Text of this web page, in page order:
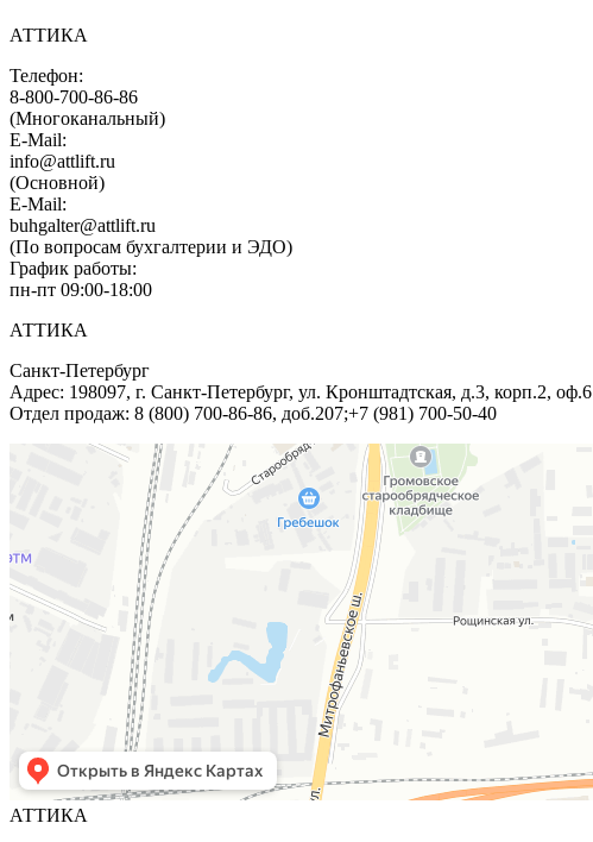
АТТИКА
Телефон:
8-800-700-86-86
(Многоканальный)
E-Mail:
info@attlift.ru
(Основной)
E-Mail:
buhgalter@attlift.ru
(По вопросам бухгалтерии и ЭДО)
График работы:
пн-пт 09:00-18:00
АТТИКА
Санкт-Петербург
Адрес: 198097, г. Санкт-Петербург, ул. Кронштадтская, д.3, корп.2, оф.6
Отдел продаж: 8 (800) 700-86-86, доб.207;+7 (981) 700-50-40
АТТИКА